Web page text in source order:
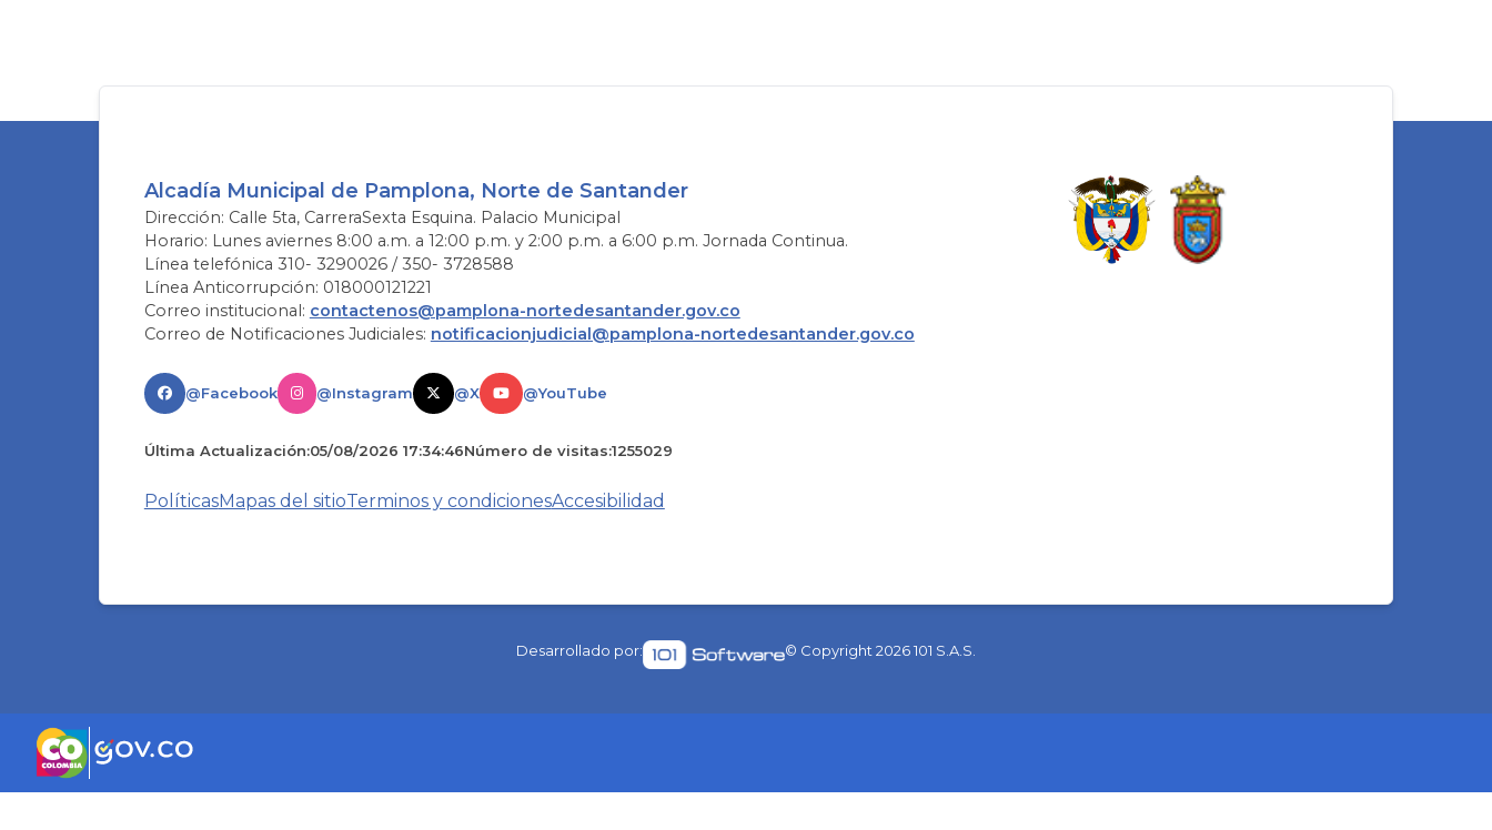
Alcadía Municipal de Pamplona, Norte de Santander
Dirección: Calle 5ta, CarreraSexta Esquina. Palacio Municipal
Horario: Lunes aviernes 8:00 a.m. a 12:00 p.m. y 2:00 p.m. a 6:00 p.m. Jornada Continua.
Línea telefónica 310- 3290026 / 350- 3728588
Línea Anticorrupción: 018000121221
Correo institucional: contactenos@pamplona-nortedesantander.gov.co
Correo de Notificaciones Judiciales: notificacionjudicial@pamplona-nortedesantander.gov.co
@Facebook @Instagram @X @YouTube
Última Actualización:05/08/2026 17:34:46Número de visitas:1255029
PolíticasMapas del sitioTerminos y condicionesAccesibilidad
Desarrollado por: © Copyright 2026101 S.A.S.